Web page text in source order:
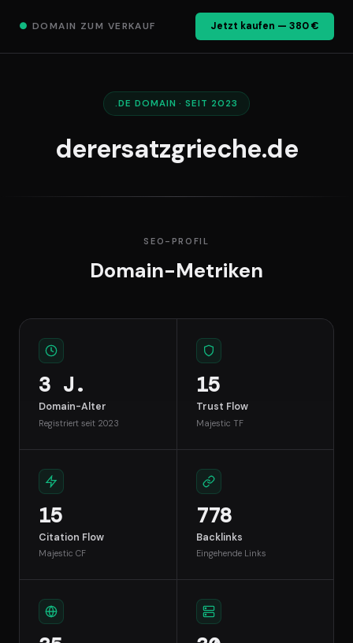
● DOMAIN ZUM VERKAUF Jetzt kaufen — 380 €
.DE DOMAIN · SEIT 2023
derersatzgrieche.de
SEO-PROFIL
Domain-Metriken
3 J.
Domain-Alter
Registriert seit 2023
15
Trust Flow
Majestic TF
15
Citation Flow
Majestic CF
778
Backlinks
Eingehende Links